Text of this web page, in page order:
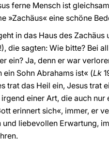
ferne Mensch ist
»Zachäus« eine schöne
in das Haus des
die sagten: Wie bitte? Bei
ein? Ja, denn er war
ein Sohn Abrahams ist« (Lk
trat das Heil ein, Jesus trat
einer Art, die auch
erinnert sich«, immer, er
liebevollen Erwartung,